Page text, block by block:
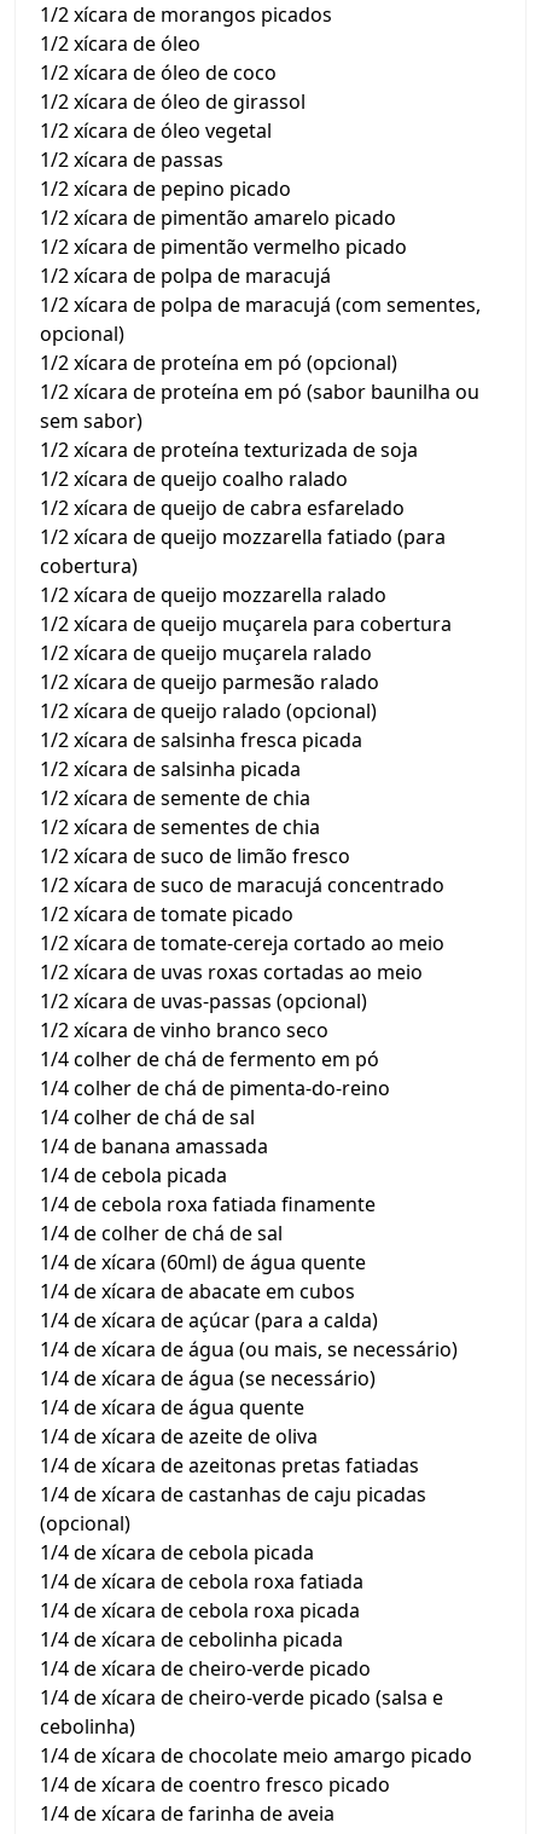
1/2 xícara de morangos picados
1/2 xícara de óleo
1/2 xícara de óleo de coco
1/2 xícara de óleo de girassol
1/2 xícara de óleo vegetal
1/2 xícara de passas
1/2 xícara de pepino picado
1/2 xícara de pimentão amarelo picado
1/2 xícara de pimentão vermelho picado
1/2 xícara de polpa de maracujá
1/2 xícara de polpa de maracujá (com sementes,
opcional)
1/2 xícara de proteína em pó (opcional)
1/2 xícara de proteína em pó (sabor baunilha ou
sem sabor)
1/2 xícara de proteína texturizada de soja
1/2 xícara de queijo coalho ralado
1/2 xícara de queijo de cabra esfarelado
1/2 xícara de queijo mozzarella fatiado (para
cobertura)
1/2 xícara de queijo mozzarella ralado
1/2 xícara de queijo muçarela para cobertura
1/2 xícara de queijo muçarela ralado
1/2 xícara de queijo parmesão ralado
1/2 xícara de queijo ralado (opcional)
1/2 xícara de salsinha fresca picada
1/2 xícara de salsinha picada
1/2 xícara de semente de chia
1/2 xícara de sementes de chia
1/2 xícara de suco de limão fresco
1/2 xícara de suco de maracujá concentrado
1/2 xícara de tomate picado
1/2 xícara de tomate-cereja cortado ao meio
1/2 xícara de uvas roxas cortadas ao meio
1/2 xícara de uvas-passas (opcional)
1/2 xícara de vinho branco seco
1/4 colher de chá de fermento em pó
1/4 colher de chá de pimenta-do-reino
1/4 colher de chá de sal
1/4 de banana amassada
1/4 de cebola picada
1/4 de cebola roxa fatiada finamente
1/4 de colher de chá de sal
1/4 de xícara (60ml) de água quente
1/4 de xícara de abacate em cubos
1/4 de xícara de açúcar (para a calda)
1/4 de xícara de água (ou mais, se necessário)
1/4 de xícara de água (se necessário)
1/4 de xícara de água quente
1/4 de xícara de azeite de oliva
1/4 de xícara de azeitonas pretas fatiadas
1/4 de xícara de castanhas de caju picadas
(opcional)
1/4 de xícara de cebola picada
1/4 de xícara de cebola roxa fatiada
1/4 de xícara de cebola roxa picada
1/4 de xícara de cebolinha picada
1/4 de xícara de cheiro-verde picado
1/4 de xícara de cheiro-verde picado (salsa e
cebolinha)
1/4 de xícara de chocolate meio amargo picado
1/4 de xícara de coentro fresco picado
1/4 de xícara de farinha de aveia